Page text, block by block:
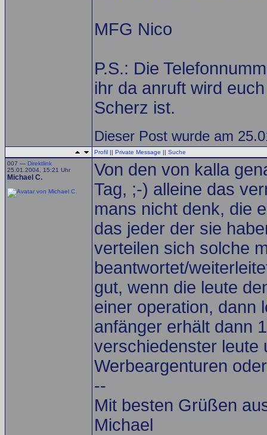
MFG Nico
P.S.: Die
ihr da anruft wird
Scherz ist.
Dieser Post wurde am
Profil || Private Message || Suche
007 — Direktlink
25.01.2004, 15:21 Uhr
Michael C.
Von den von kalla
Tag, ;-) alleine das
mans nicht denk, die
das jeder der sie
verteilen sich solche
beantwortet/
gut, wenn die leute
einer operation, dann
anfänger erhält dann
verschiedenster leute
Werbeargenturen
--
Mit besten Grüßen
Michael